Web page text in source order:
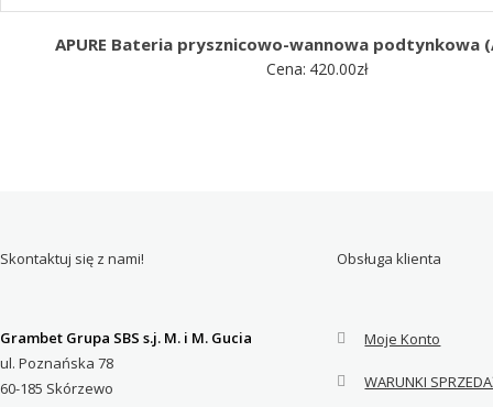
APURE Bateria prysznicowo-wannowa podtynkowa
Cena: 420.00zł
Skontaktuj się z nami!
Grambet Grupa SBS s.j. M. i M. Gucia
ul. Poznańska 78
60-185 Skórzewo
Obsługa klienta
Moje Konto
WARUNKI